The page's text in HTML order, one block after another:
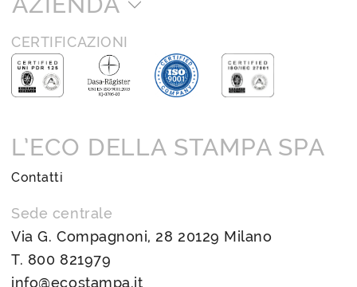
CERTIFICAZIONI
L’ECO DELLA STAMPA SPA
Contatti
Sede centrale
Via G. Compagnoni, 28 20129 Milano
T. 800 821979
info@ecostampa.it